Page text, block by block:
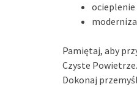
Pamiętaj, aby
Czyste
Dokonaj